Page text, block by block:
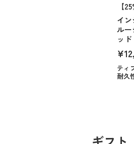
【
イ
ルー
ッ
ティ
耐久